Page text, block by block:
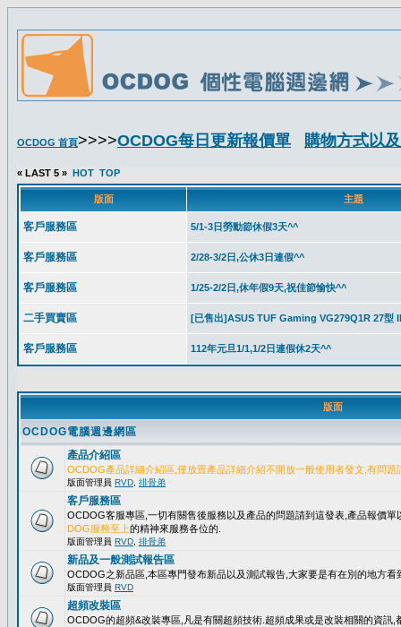
OCDOG 首頁>>>>OCDOG每日更新報價單 購物方式以
版面
OCDOG電腦週邊網區
產品介紹區
OCDOG產品詳細介紹區,僅放置產品詳細介紹不開放一般使用者發文,有問題
版面管理員 RVD 排骨弟
客戶服務區
OCDOG客服專區,一切有關售後服務以及產品的問題請到這發表,產品報價
DOG服務至上的精神來服務各位的.
版面管理員 RVD 排骨弟
新品及一般測試報告區
OCDOG之新品區,本區專門發布新品以及測試報告,大家要是有在別的地方看
版面管理員 RVD
超頻改裝區
OCDOG的超頻&改裝專區,凡是有關超頻技術.超頻成果或是改裝相關的資訊,